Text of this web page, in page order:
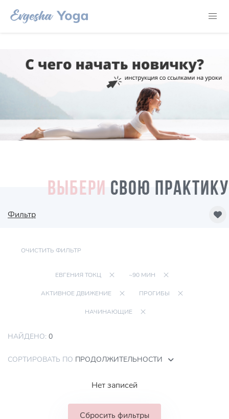
ВЫБЕРИ СВОЮ ПРАКТИКУ
Фильтр
ОЧИСТИТЬ ФИЛЬТР
ЕВГЕНИЯ ТОКЦ ~90 МИН
АКТИВНОЕ ДВИЖЕНИЕ ПРОГИБЫ
НАЧИНАЮЩИЕ
НАЙДЕНО: 0
СОРТИРОВАТЬ ПО ПРОДОЛЖИТЕЛЬНОСТИ
Нет записей
Сбросить фильтры